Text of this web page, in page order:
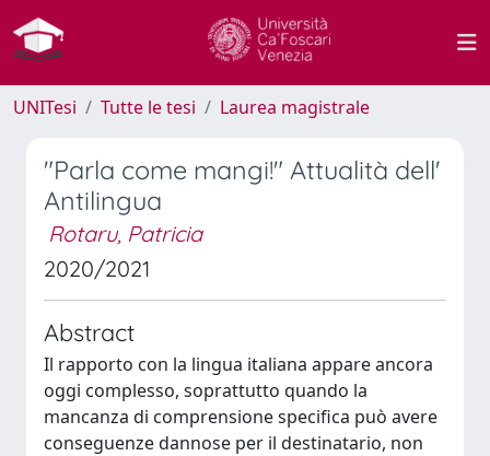
UNITesi Tutte le tesi Laurea magistrale
"Parla come mangi!" Attualità dell'
Antilingua
Rotaru, Patricia
2020/2021
Abstract
Il rapporto con la lingua italiana appare ancora
oggi complesso, soprattutto quando la
mancanza di comprensione specifica può avere
conseguenze dannose per il destinatario, non